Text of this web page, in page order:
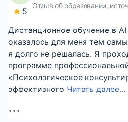
5
Отзыв об образовании,
Дистанционное обучение в
оказалось для меня тем
я долго не решалась. Я
программе
«Психологическое
эффективного Читать далее...